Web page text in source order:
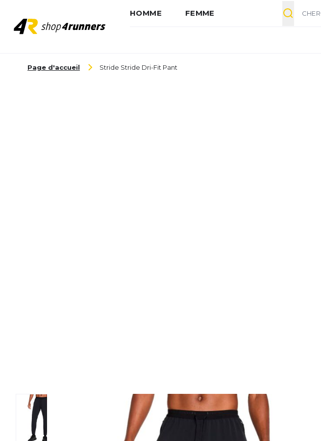
HOMME FEMME
Page d'accueil Stride Stride Dri-Fit Pant